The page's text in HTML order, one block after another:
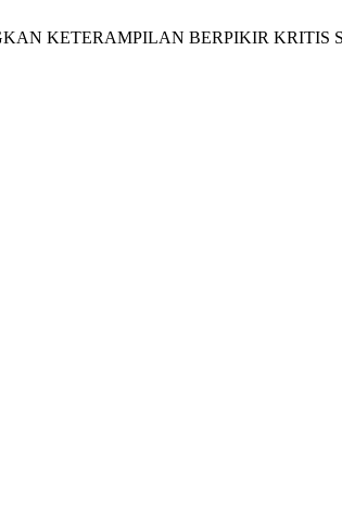
KETERAMPILAN BERPIKIR KRITIS